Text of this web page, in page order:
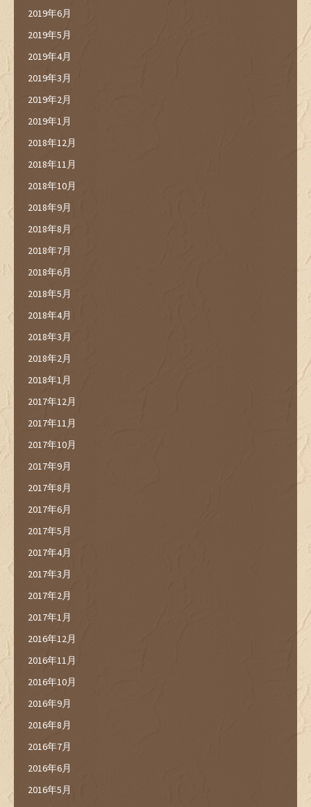
2019年6月
2019年5月
2019年4月
2019年3月
2019年2月
2019年1月
2018年12月
2018年11月
2018年10月
2018年9月
2018年8月
2018年7月
2018年6月
2018年5月
2018年4月
2018年3月
2018年2月
2018年1月
2017年12月
2017年11月
2017年10月
2017年9月
2017年8月
2017年6月
2017年5月
2017年4月
2017年3月
2017年2月
2017年1月
2016年12月
2016年11月
2016年10月
2016年9月
2016年8月
2016年7月
2016年6月
2016年5月